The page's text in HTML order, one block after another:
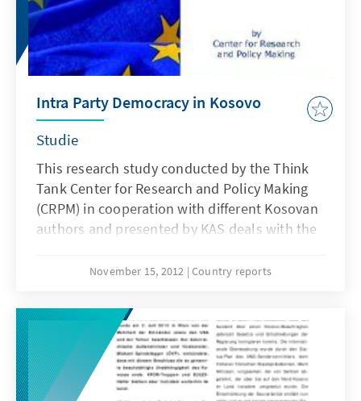
Intra Party Democracy in Kosovo
Studie
This research study conducted by the Think
Tank Center for Research and Policy Making
(CRPM) in cooperation with different Kosovan
authors and presented by KAS deals with the
It examines, describes and compares the
political parties in Kosovo, in order to provide
a basis for the development and
consolidation of democratic structures and
the possibilities of participation for their
members.
November 15, 2012 Country reports